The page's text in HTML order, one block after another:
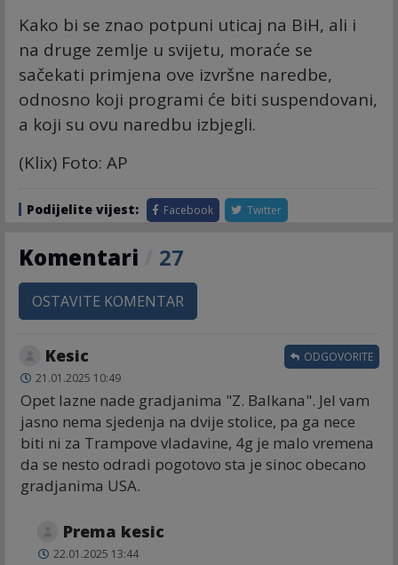
Kako bi se znao potpuni uticaj na BiH, ali i
na druge zemlje u svijetu, moraće se
sačekati primjena ove izvršne naredbe,
odnosno koji programi će biti suspendovani,
a koji su ovu naredbu izbjegli.
(Klix) Foto: AP
Podijelite vijest: Facebook Twitter
Komentari 27
OSTAVITE KOMENTAR
Kesic
21.01.2025 10:49
Opet lazne nade gradjanima "Z. Balkana". Jel vam
jasno nema sjedenja na dvije stolice, pa ga nece
biti ni za Trampove vladavine, 4g je malo vremena
da se nesto odradi pogotovo sta je sinoc obecano
gradjanima USA.
ODGOVORITE
Prema kesic
22.01.2025 13:44